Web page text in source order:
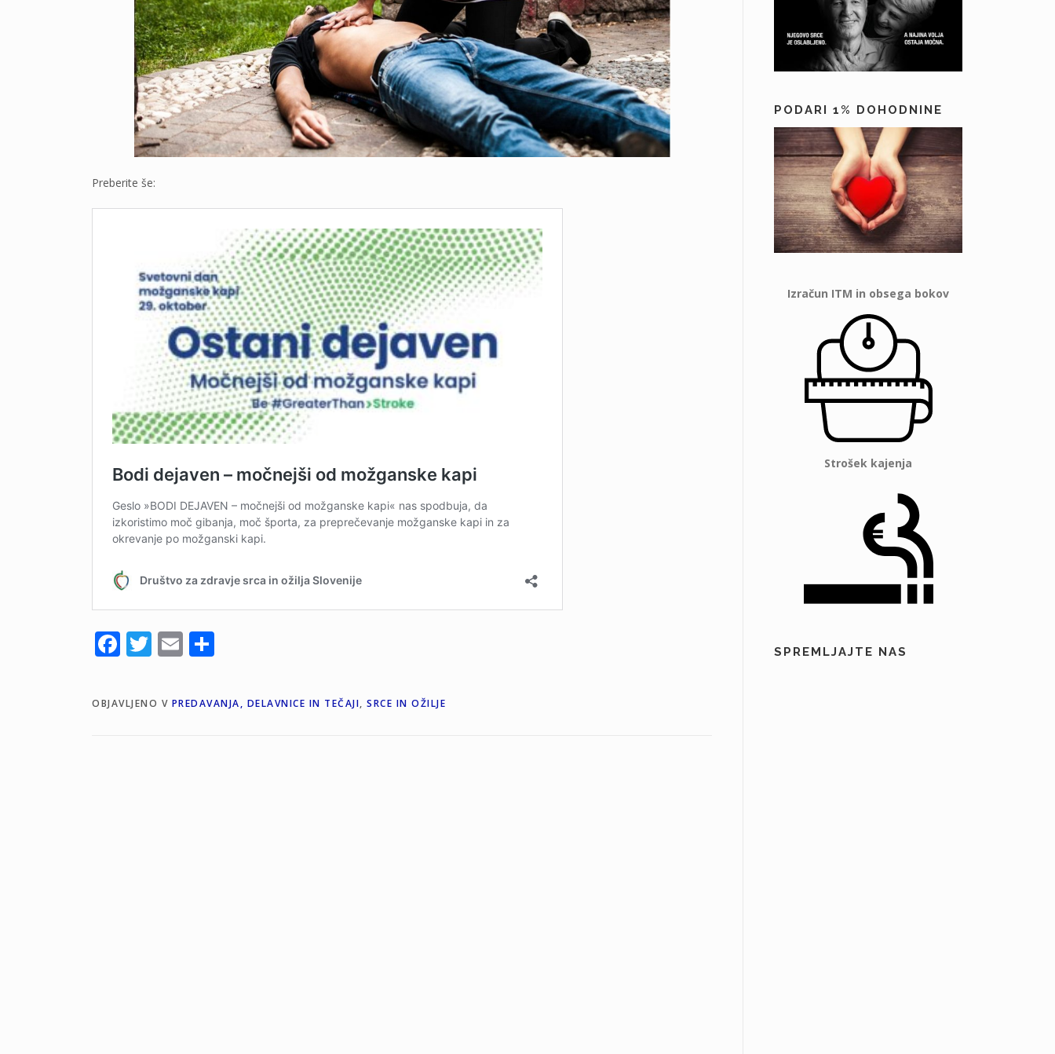
Preberite še:
Facebook
Twitter
Email
OBJAVLJENO V PREDAVANJA, DELAVNICE IN TEČAJI, SRCE IN OŽILJE
PODARI 1% DOHODNINE
Izračun ITM in obsega bokov
Strošek kajenja
SPREMLJAJTE NAS